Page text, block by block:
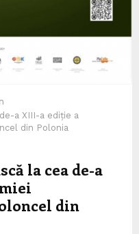
a XIII-a ediție a
din Polonia
la cea de-a
din